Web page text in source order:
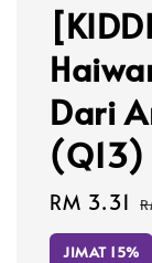
Dari
(Q13)
Sale
price
RM 3.31
JIMAT 15%